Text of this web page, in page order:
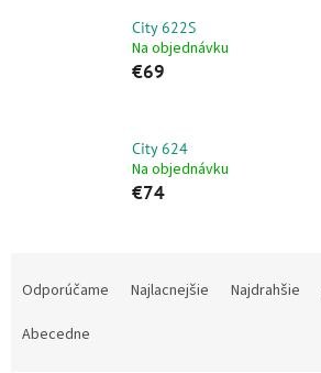
City 622S
Na objednávku
€69
City 624
Na objednávku
€74
Odporúčame Najlacnejšie Najdrahšie
Abecedne